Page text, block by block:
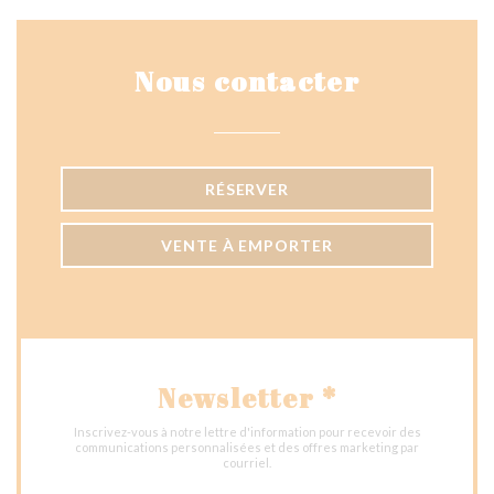
Nous contacter
RÉSERVER
VENTE À EMPORTER
Newsletter *
Inscrivez-vous à notre lettre d'information pour recevoir des
communications personnalisées et des offres marketing par
courriel.